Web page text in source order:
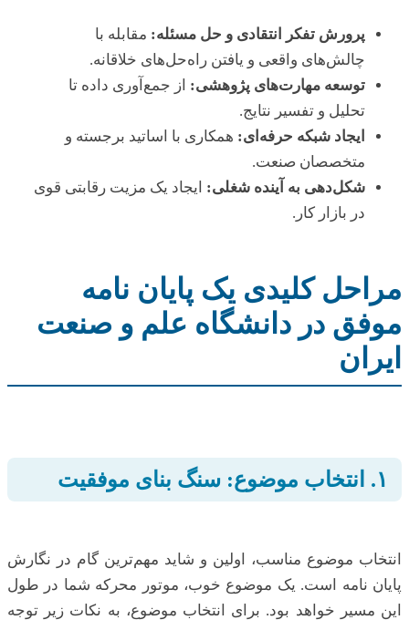
پرورش تفکر انتقادی و حل مسئله: مقابله با
چالش‌های واقعی و یافتن راه‌حل‌های خلاقانه.
توسعه مهارت‌های پژوهشی: از جمع‌آوری داده تا
تحلیل و تفسیر نتایج.
ایجاد شبکه حرفه‌ای: همکاری با اساتید برجسته و
متخصصان صنعت.
شکل‌دهی به آینده شغلی: ایجاد یک مزیت رقابتی قوی
در بازار کار.
مراحل کلیدی یک پایان نامه
موفق در دانشگاه علم و صنعت
ایران
۱. انتخاب موضوع: سنگ بنای موفقیت
انتخاب موضوع مناسب، اولین و شاید مهم‌ترین گام در نگارش
پایان نامه است. یک موضوع خوب، موتور محرکه شما در طول
این مسیر خواهد بود. برای انتخاب موضوع، به نکات زیر توجه